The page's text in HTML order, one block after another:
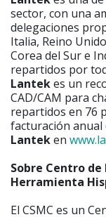
sector, con una
delegaciones
Italia, Reino
Corea del Sur e
repartidos por
Lantekes un
CAD/CAM para
repartidos en 76
facturación anual
Lanteken
Sobre Centro
Herramienta
El CSMC es un